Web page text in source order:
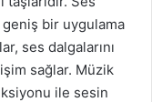
bir uygulama
ses dalgalarını
sağlar. Müzik
ile sesin